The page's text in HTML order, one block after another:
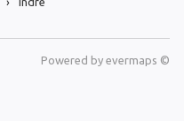
Powered by evermaps ©